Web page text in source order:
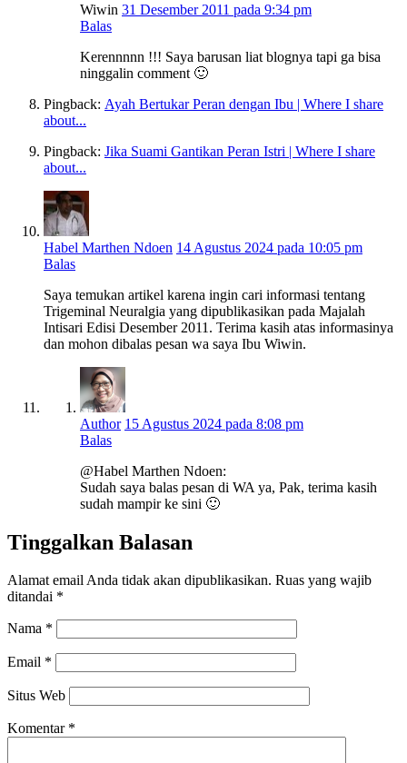
Wiwin 31 Desember 2011 pada 9:34 pm
Balas
Kerennnnn !!! Saya barusan liat blognya tapi ga bisa
ninggalin comment 🙂
Pingback: Ayah Bertukar Peran dengan Ibu | Where I share
about...
Pingback: Jika Suami Gantikan Peran Istri | Where I share
about...
Habel Marthen Ndoen 14 Agustus 2024 pada 10:05 pm
Balas
Saya temukan artikel karena ingin cari informasi tentang
Trigeminal Neuralgia yang dipublikasikan pada Majalah
Intisari Edisi Desember 2011. Terima kasih atas informasinya
dan mohon dibalas pesan wa saya Ibu Wiwin.
Author 15 Agustus 2024 pada 8:08 pm
Balas
@Habel Marthen Ndoen:
Sudah saya balas pesan di WA ya, Pak, terima kasih
sudah mampir ke sini 🙂
Tinggalkan Balasan
Alamat email Anda tidak akan dipublikasikan. Ruas yang wajib
ditandai *
Nama *
Email *
Situs Web
Komentar *